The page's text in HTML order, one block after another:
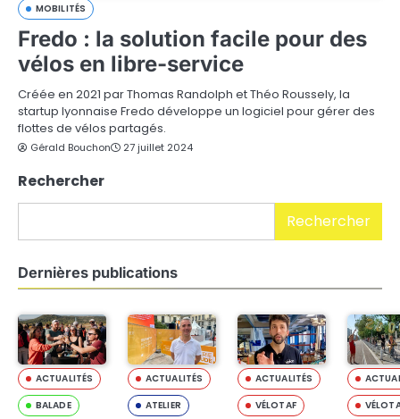
MOBILITÉS
Fredo : la solution facile pour des
vélos en libre-service
Créée en 2021 par Thomas Randolph et Théo Roussely, la
startup lyonnaise Fredo développe un logiciel pour gérer des
flottes de vélos partagés.
Gérald Bouchon 27 juillet 2024
Rechercher
Rechercher
Dernières publications
ACTUALITÉS
BALADE
ACTUALITÉS
ATELIER
ACTUALITÉS
VÉLOTAF